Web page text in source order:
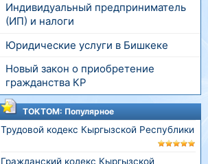
Индивидуальный предприниматель
(ИП) и налоги
Юридические услуги в Бишкеке
Новый закон о приобретение
гражданства КР
ТОКТОМ: Популярное
Трудовой кодекс Кыргызской Республики
Гражданский кодекс Кыргызской